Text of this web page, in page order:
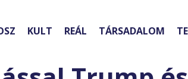
KULT REÁL TÁRSADALOM